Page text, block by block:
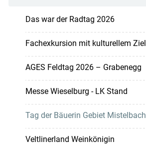
Das war der Radtag 2026
Fachexkursion mit kulturellem Ziel
AGES Feldtag 2026 – Grabenegg
Messe Wieselburg - LK Stand
Tag der Bäuerin Gebiet Mistelbach
Veltlinerland Weinkönigin